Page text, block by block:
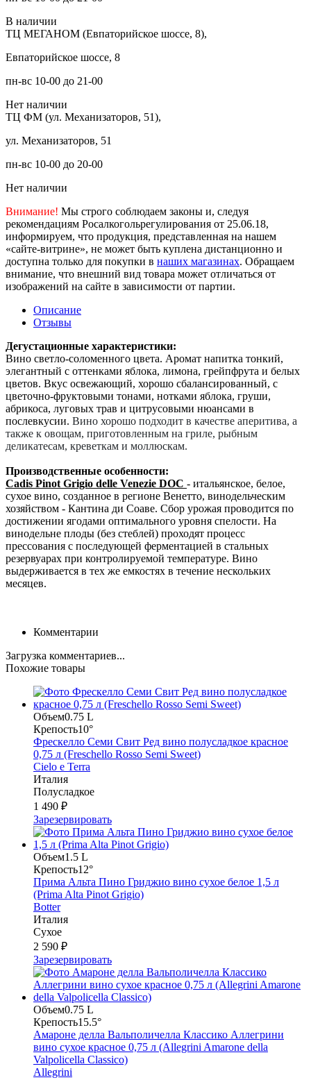
В наличии
ТЦ МЕГАНОМ (Евпаторийское шоссе, 8),
Евпаторийское шоссе, 8
пн-вс 10-00 до 21-00
Нет наличии
ТЦ ФМ (ул. Механизаторов, 51),
ул. Механизаторов, 51
пн-вс 10-00 до 20-00
Нет наличии
Внимание! Мы строго соблюдаем законы и, следуя
рекомендациям Росалкогольрегулирования от 25.06.18,
информируем, что продукция, представленная на нашем
«сайте-витрине», не может быть куплена дистанционно и
доступна только для покупки в наших магазинах. Обращаем
внимание, что внешний вид товара может отличаться от
изображений на сайте в зависимости от партии.
Описание
Отзывы
Дегустационные характеристики:
Вино светло-соломенного цвета. Аромат напитка тонкий,
элегантный с оттенками яблока, лимона, грейпфрута и белых
цветов. Вкус освежающий, хорошо сбалансированный, с
цветочно-фруктовыми тонами, нотками яблока, груши,
абрикоса, луговых трав и цитрусовыми нюансами в
послевкусии. Вино хорошо подходит в качестве аперитива, а
также к овощам, приготовленным на гриле, рыбным
деликатесам, креветкам и моллюскам.
Производственные особенности:
Cadis Pinot Grigio delle Venezie DOC - итальянское, белое,
сухое вино, созданное в регионе Венетто, винодельческим
хозяйством - Кантина ди Соаве. Сбор урожая проводится по
достижении ягодами оптимального уровня спелости. На
винодельне плоды (без стеблей) проходят процесс
прессования с последующей ферментацией в стальных
резервуарах при контролируемой температуре. Вино
выдерживается в тех же емкостях в течение нескольких
месяцев.
Комментарии
Загрузка комментариев...
Похожие товары
Объем0.75 L
Крепость10°
Фрескелло Семи Свит Ред вино полусладкое красное
0,75 л (Freschello Rosso Semi Sweet)
Cielo e Terra
Италия
Полусладкое
1 490 ₽
Зарезервировать
Объем1.5 L
Крепость12°
Прима Альта Пино Гриджио вино сухое белое 1,5 л
(Prima Alta Pinot Grigio)
Botter
Италия
Сухое
2 590 ₽
Зарезервировать
Объем0.75 L
Крепость15.5°
Амароне делла Вальполичелла Классико Аллегрини
вино сухое красное 0,75 л (Allegrini Amarone della
Valpolicella Classico)
Allegrini